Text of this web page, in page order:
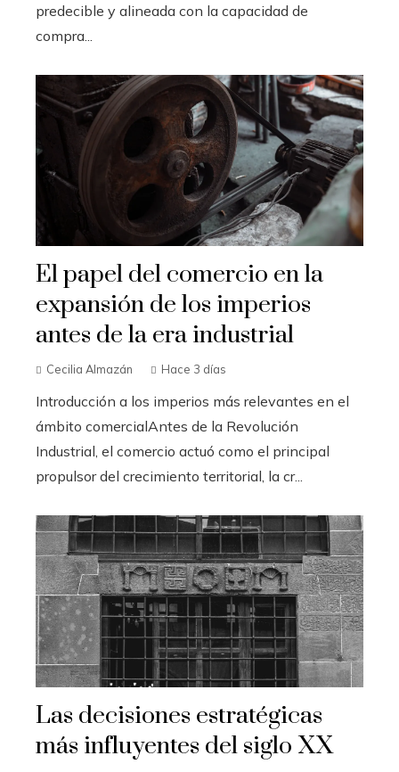
predecible y alineada con la capacidad de
compra...
El papel del comercio en la
expansión de los imperios
antes de la era industrial
Cecilia Almazán Hace 3 días
Introducción a los imperios más relevantes en el
ámbito comercialAntes de la Revolución
Industrial, el comercio actuó como el principal
propulsor del crecimiento territorial, la cr...
Las decisiones estratégicas
más influyentes del siglo XX